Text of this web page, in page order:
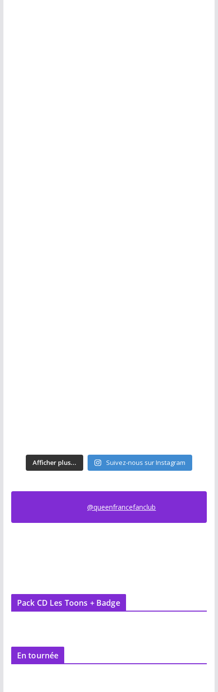
Afficher plus... Suivez-nous sur Instagram
@queenfrancefanclub
Pack CD Les Toons + Badge
En tournée